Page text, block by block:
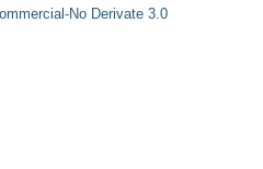
No Derivate 3.0